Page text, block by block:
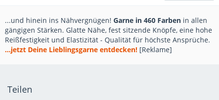
...und hinein ins Nähvergnügen! Garne in 460 Farben in allen
gängigen Stärken. Glatte Nähe, fest sitzende Knöpfe, eine hohe
Reißfestigkeit und Elastizität - Qualität für höchste Ansprüche.
...jetzt Deine Lieblingsgarne entdecken! [Reklame]
Teilen